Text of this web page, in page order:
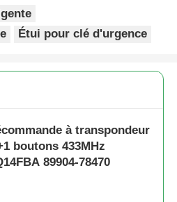
Étui pour clé d'urgence
à transpondeur
boutons 433MHz
89904-78470